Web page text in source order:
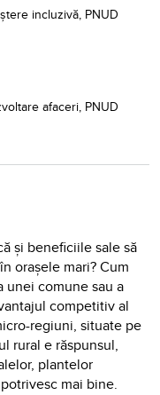
incluzivă, PNUD
afaceri, PNUD
și beneficiile sale să
orașele mari? Cum
unei comune sau a
competitiv al
regiuni, situate pe
rural e răspunsul,
plantelor
mai bine.